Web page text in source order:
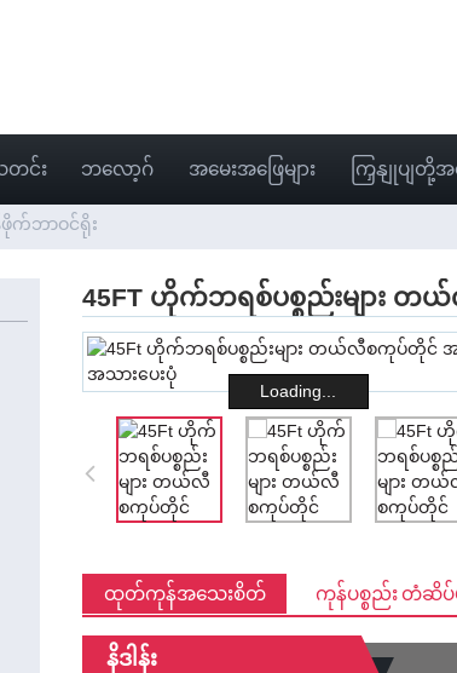
တင်း ဘလော့ဂ် အမေးအဖြေများ ကြှနျုပျတို့အ
က်ဘာဝင်ရိုး
45FT ဟိုက်ဘရစ်ပစ္စည်းများ
Loading...
ထုတ်ကုန်အသေးစိတ် ကုန်ပစ္စည်း တံဆိပ်မ
နိဒါန်း